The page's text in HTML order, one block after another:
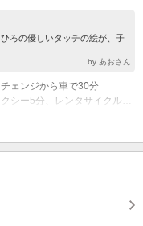
ろの優しいタッチの絵が、子
by あおさん
ェンジから車で30分
館日：水曜日、展示替え臨